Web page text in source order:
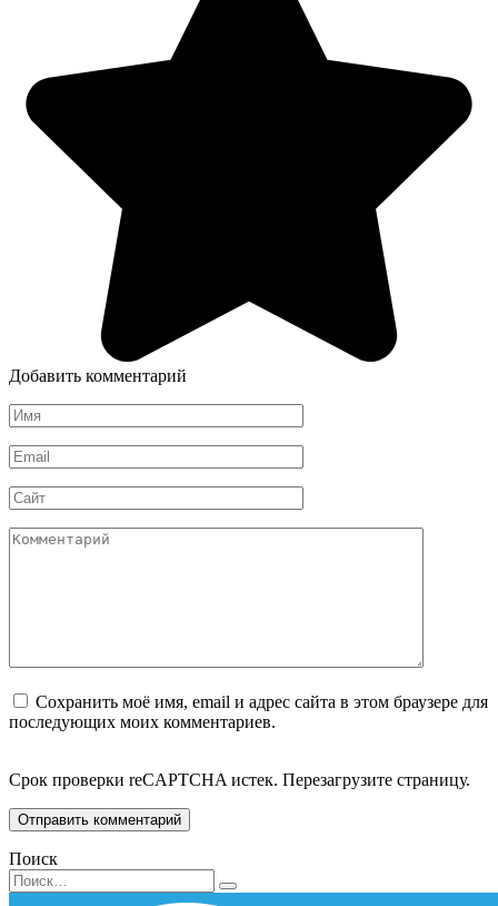
Добавить комментарий
Имя
*
Email
*
Сайт
Комментарий
Сохранить моё имя, email и адрес сайта в этом браузере для
последующих моих комментариев.
Срок проверки reCAPTCHA истек. Перезагрузите страницу.
Поиск
Search
for: